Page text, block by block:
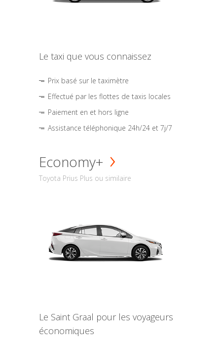
Le taxi que vous connaissez
Prix basé sur le taximètre
Effectué par les flottes de taxis locales
Paiement en et hors ligne
Assistance téléphonique 24h/24 et 7j/7
Economy+
Toyota Prius Plus ou similaire
Le Saint Graal pour les voyageurs
économiques